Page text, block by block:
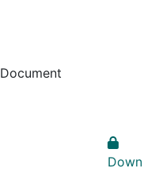
Down